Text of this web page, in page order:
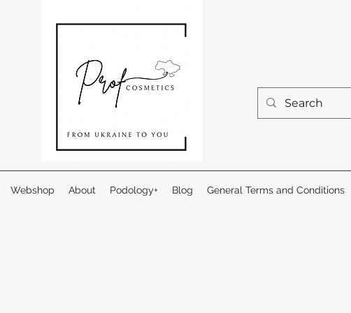
Webshop About Podology+ Blog General Terms and Conditions